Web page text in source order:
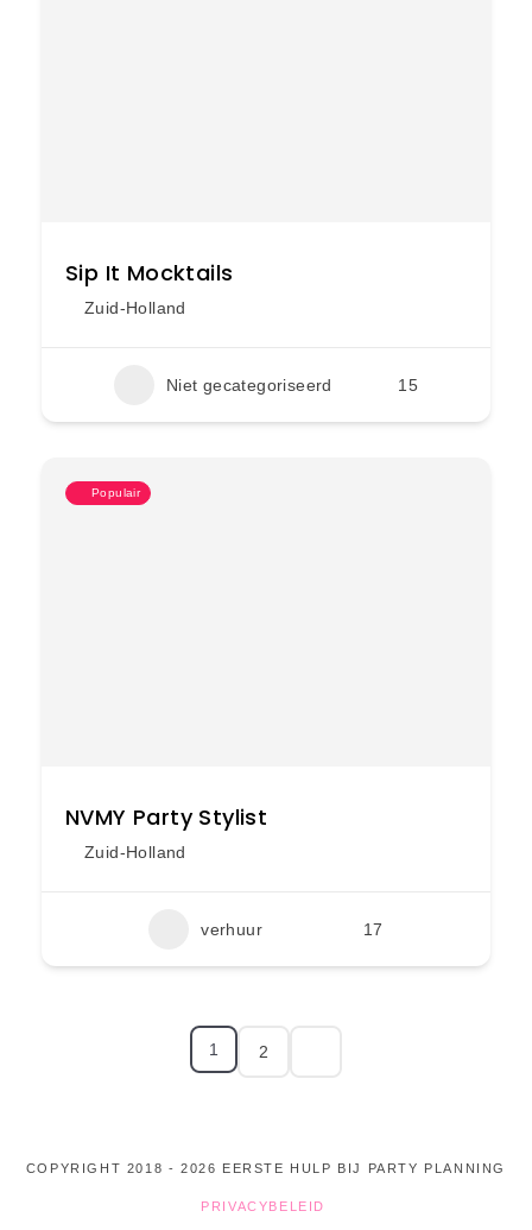
Sip It Mocktails
Zuid-Holland
Niet gecategoriseerd 15
Populair
NVMY Party Stylist
Zuid-Holland
verhuur 17
1 2
COPYRIGHT 2018 - 2026 EERSTE HULP BIJ PARTY PLANNING
PRIVACYBELEID